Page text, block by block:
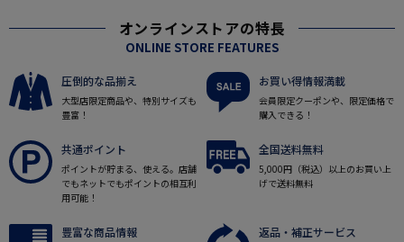
オンラインストアの特長
ONLINE STORE FEATURES
圧倒的な品揃え
大型店限定商品や、特別サイズも
豊富！
お買い得情報満載
会員限定クーポンや、限定価格で
購入できる！
共通ポイント
ポイントが貯まる、使える。店舗
でもネットでもポイントの相互利
用可能！
全国送料無料
5,000円（税込）以上のお買い上
げで送料無料
豊富な商品情報 返品・補正サービス